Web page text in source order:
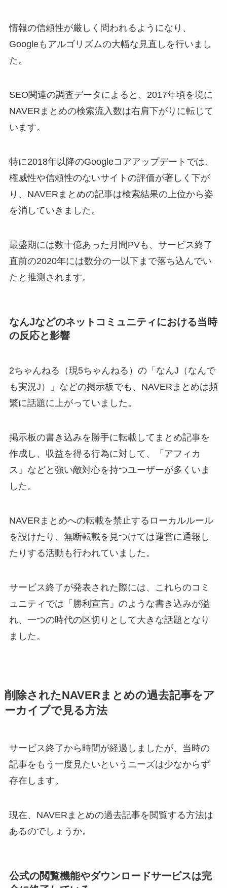
情報の信頼性が厳しく問われるようになり、
Googleもアルゴリズムの大幅な見直しを行いまし
た。
SEO関連の調査データによると、2017年頃を境に
NAVERまとめの検索流入数は右肩下がりに転じて
います。
特に2018年以降のGoogleコアアップデートでは、
権威性や信頼性のないサイトの評価が著しく下が
り、NAVERまとめの記事は検索結果の上位から姿
を消していきました。
最盛期には数十億あった月間PVも、サービス終了
直前の2020年には数分の一以下まで落ち込んでい
たと推測されます。
なんJなどのネットコミュニティにおける当時
の反応と影響
2ちゃんねる（現5ちゃんねる）の「なんJ（なんで
も実況J）」などの掲示板でも、NAVERまとめは頻
繁に話題に上がっていました。
掲示板の書き込みを勝手に転載してまとめ記事を
作成し、収益を得る行為に対して、「アフィカ
ス」などと強い敵対心を持つユーザーが多くいま
した。
NAVERまとめへの転載を禁止するローカルルール
を設けたり、無断転載を見つけては運営に通報し
たりする活動も行われていました。
サービス終了が発表された際には、これらのコミ
ュニティでは「勝利宣言」のような書き込みが溢
れ、一つの時代の区切りとして大きな話題となり
ました。
削除されたNAVERまとめの過去記事をア
ーカイブで見る方法
サービス終了から時間が経過しましたが、当時の
記事をもう一度見たいというニーズは少なからず
存在します。
現在、NAVERまとめの過去記事を閲覧する方法は
あるのでしょうか。
公式の閲覧機能やダウンロードサービスは完